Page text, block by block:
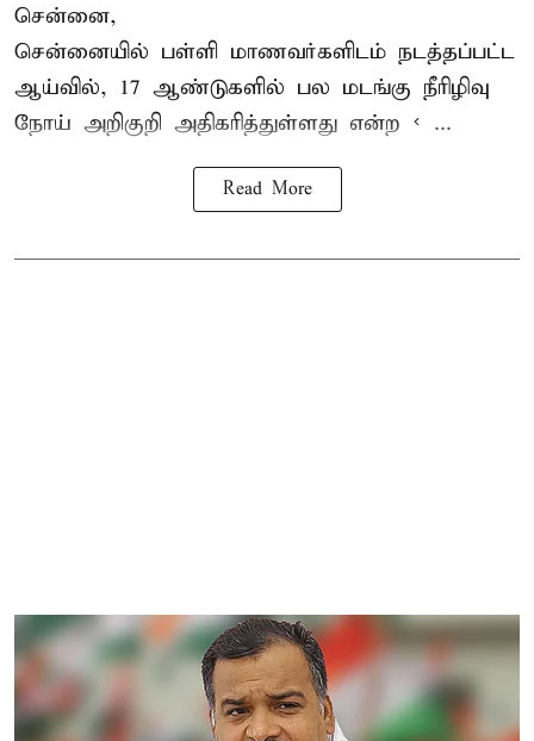
சென்னை,
சென்னையில் பள்ளி மாணவர்களிடம் நடத்தப்பட்ட
ஆய்வில், 17 ஆண்டுகளில் பல மடங்கு நீரிழிவு
நோய் அறிகுறி அதிகரித்துள்ளது என்ற < ...
Read More